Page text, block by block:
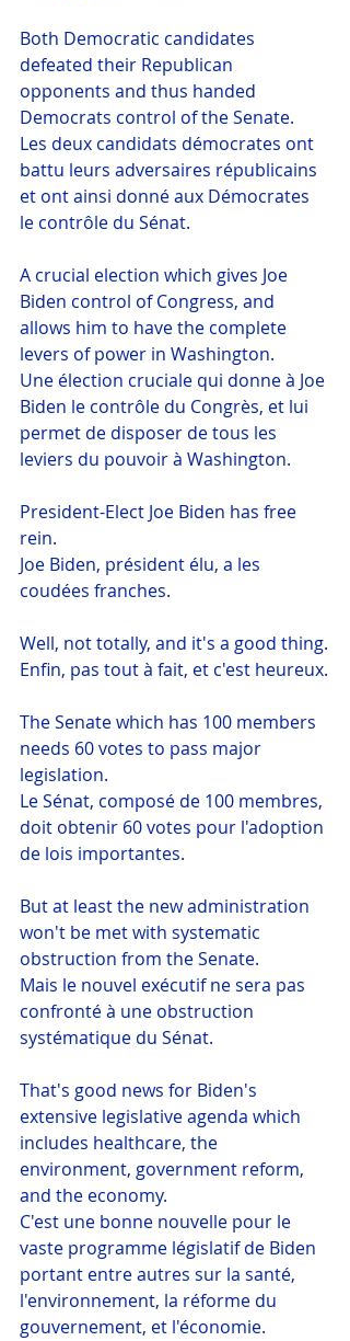
Both Democratic candidates
defeated their Republican
opponents and thus handed
Democrats control of the Senate.
Les deux candidats démocrates ont
battu leurs adversaires républicains
et ont ainsi donné aux Démocrates
le contrôle du Sénat.
A crucial election which gives Joe
Biden control of Congress, and
allows him to have the complete
levers of power in Washington.
Une élection cruciale qui donne à Joe
Biden le contrôle du Congrès, et lui
permet de disposer de tous les
leviers du pouvoir à Washington.
President-Elect Joe Biden has free
rein.
Joe Biden, président élu, a les
coudées franches.
Well, not totally, and it's a good thing.
Enfin, pas tout à fait, et c'est heureux.
The Senate which has 100 members
needs 60 votes to pass major
legislation.
Le Sénat, composé de 100 membres,
doit obtenir 60 votes pour l'adoption
de lois importantes.
But at least the new administration
won't be met with systematic
obstruction from the Senate.
Mais le nouvel exécutif ne sera pas
confronté à une obstruction
systématique du Sénat.
That's good news for Biden's
extensive legislative agenda which
includes healthcare, the
environment, government reform,
and the economy.
C'est une bonne nouvelle pour le
vaste programme législatif de Biden
portant entre autres sur la santé,
l'environnement, la réforme du
gouvernement, et l'économie.